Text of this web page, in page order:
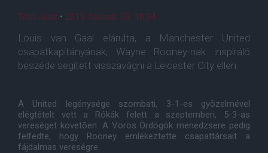
Tóth Judit • 2015. február. 03. 10:34
Louis van Gaal elárulta, a Manchester United
csapatkapitányának, Wayne Rooney-nak inspiráló
beszéde segített visszavágni a Leicester City ellen.
A United legénysége szombati, 3-1-es gyõzelmével
elégtételt vett a Rókák felett a szeptemberi, 5-3-as
vereséget követõen. A Vörös Ördögök menedzsere pedig
felfedte, hogy Rooney emlékeztette csapattársait a
fájdalmas vereségre.